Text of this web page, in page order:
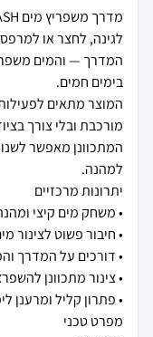
לגינה, לחצר או
המדרך — והמים
המוצר מתאים
מורכבת ובלי צורך
המתכוונן מאפשר